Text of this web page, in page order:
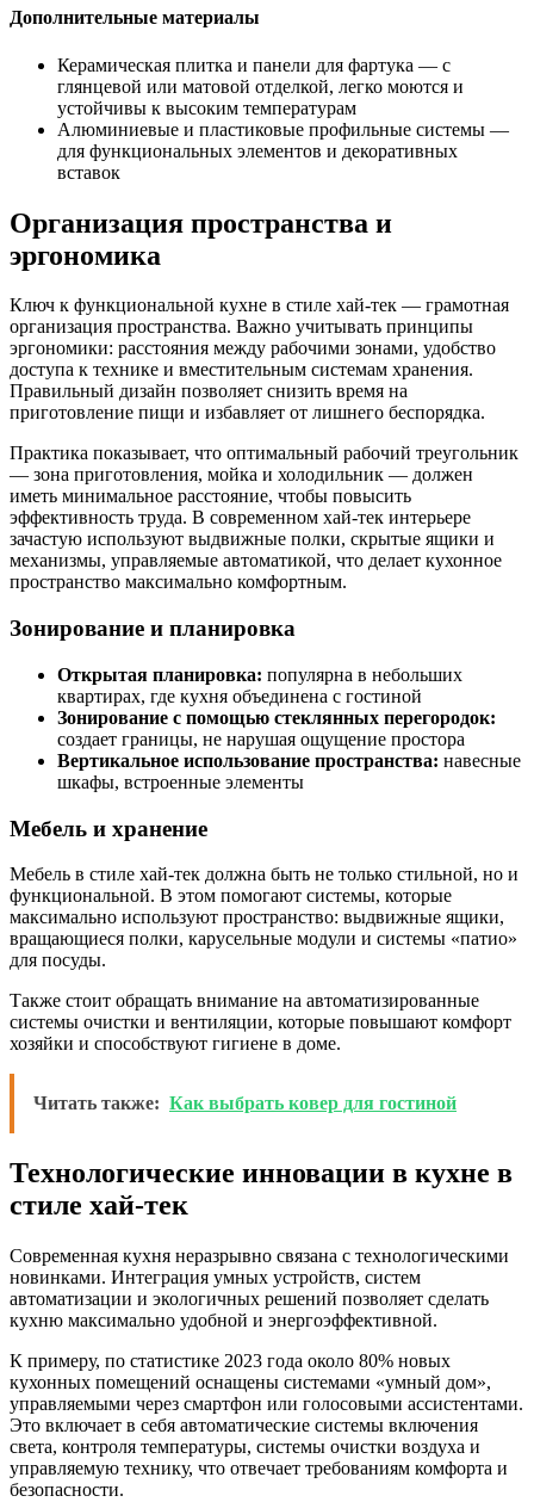
Дополнительные материалы
Керамическая плитка и панели для фартука — с
глянцевой или матовой отделкой, легко моются и
устойчивы к высоким температурам
Алюминиевые и пластиковые профильные системы —
для функциональных элементов и декоративных
вставок
Организация пространства и
эргономика
Ключ к функциональной кухне в стиле хай-тек — грамотная
организация пространства. Важно учитывать принципы
эргономики: расстояния между рабочими зонами, удобство
доступа к технике и вместительным системам хранения.
Правильный дизайн позволяет снизить время на
приготовление пищи и избавляет от лишнего беспорядка.
Практика показывает, что оптимальный рабочий треугольник
— зона приготовления, мойка и холодильник — должен
иметь минимальное расстояние, чтобы повысить
эффективность труда. В современном хай-тек интерьере
зачастую используют выдвижные полки, скрытые ящики и
механизмы, управляемые автоматикой, что делает кухонное
пространство максимально комфортным.
Зонирование и планировка
Открытая планировка: популярна в небольших
квартирах, где кухня объединена с гостиной
Зонирование с помощью стеклянных перегородок:
создает границы, не нарушая ощущение простора
Вертикальное использование пространства: навесные
шкафы, встроенные элементы
Мебель и хранение
Мебель в стиле хай-тек должна быть не только стильной, но и
функциональной. В этом помогают системы, которые
максимально используют пространство: выдвижные ящики,
вращающиеся полки, карусельные модули и системы «патио»
для посуды.
Также стоит обращать внимание на автоматизированные
системы очистки и вентиляции, которые повышают комфорт
хозяйки и способствуют гигиене в доме.
Читать также: Как выбрать ковер для гостиной
Технологические инновации в кухне в
стиле хай-тек
Современная кухня неразрывно связана с технологическими
новинками. Интеграция умных устройств, систем
автоматизации и экологичных решений позволяет сделать
кухню максимально удобной и энергоэффективной.
К примеру, по статистике 2023 года около 80% новых
кухонных помещений оснащены системами «умный дом»,
управляемыми через смартфон или голосовыми ассистентами.
Это включает в себя автоматические системы включения
света, контроля температуры, системы очистки воздуха и
управляемую технику, что отвечает требованиям комфорта и
безопасности.